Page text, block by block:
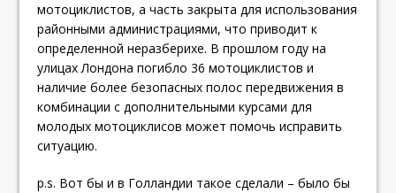
мотоциклистов, а часть закрыта для использования
районными администрациями, что приводит к
определенной неразберихе. В прошлом году на
улицах Лондона погибло 36 мотоциклистов и
наличие более безопасных полос передвижения в
комбинации с дополнительными курсами для
молодых мотоциклисов может помочь исправить
ситуацию.
p.s. Вот бы и в Голландии такое сделали – было бы